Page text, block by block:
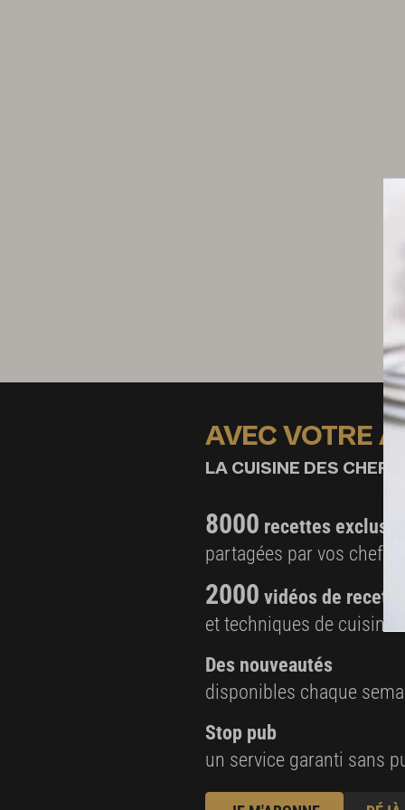
22 g d'eau pour gélatine
4 g de vanille gousse
Citron vert (environ 5)
Fruits secs caramélisés
AVEC VOTRE
LA CUISINE DES
8000 recettes
partagées par vos chefs
2000 vidéos de recettes
et techniques de cuisine
Des nouveautés
disponibles chaque
Stop pub
un service garanti sans